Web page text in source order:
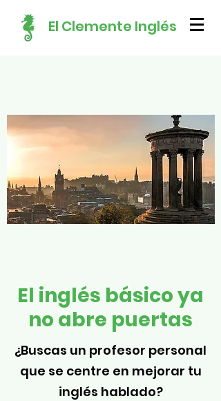
El Clemente Inglés
El inglés básico ya
no abre puertas
¿Buscas un profesor personal
que se centre en mejorar tu
inglés hablado?